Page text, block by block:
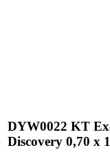
DYW0022 KT
Discovery 0,70 х